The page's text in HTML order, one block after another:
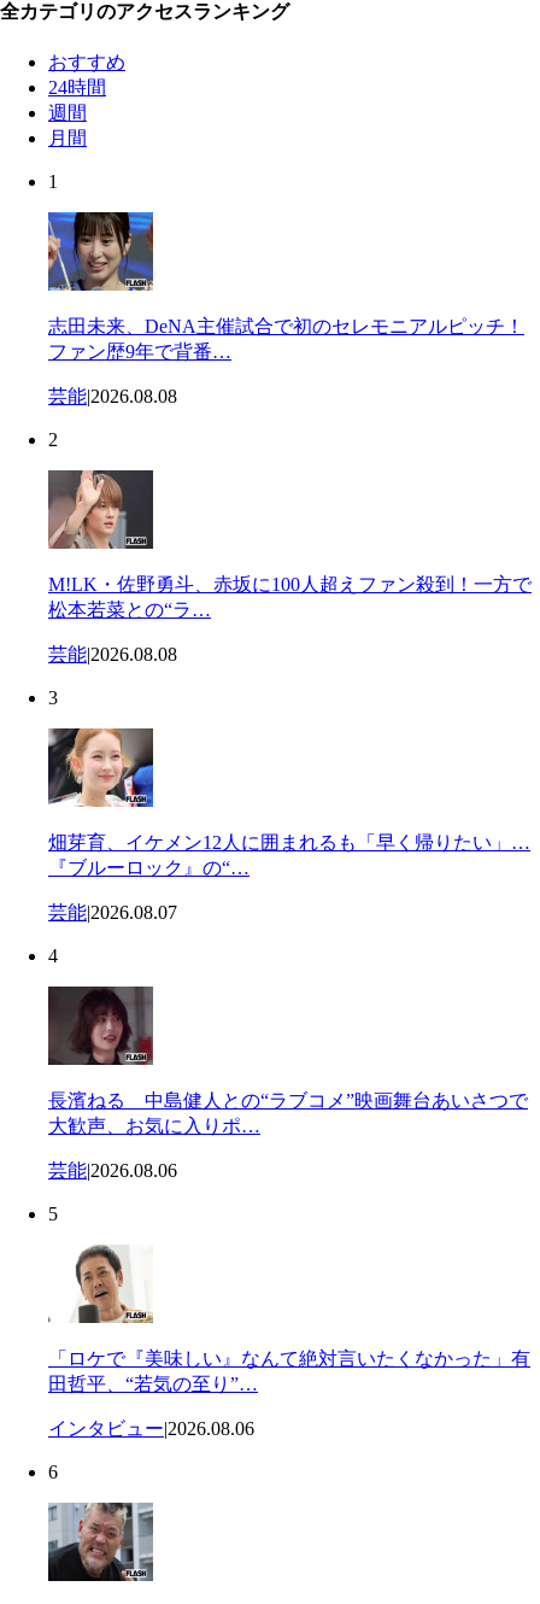
全カテゴリのアクセスランキング
おすすめ
24時間
週間
月間
1
志田未来、DeNA主催試合で初のセレモニアルピッチ！
ファン歴9年で背番…
芸能|2026.08.08
2
M!LK・佐野勇斗、赤坂に100人超えファン殺到！一方で
松本若菜との“ラ…
芸能|2026.08.08
3
畑芽育、イケメン12人に囲まれるも「早く帰りたい」…
『ブルーロック』の“…
芸能|2026.08.07
4
長濱ねる 中島健人との“ラブコメ”映画舞台あいさつで
大歓声、お気に入りポ…
芸能|2026.08.06
5
「ロケで『美味しい』なんて絶対言いたくなかった」有
田哲平、“若気の至り”…
インタビュー|2026.08.06
6